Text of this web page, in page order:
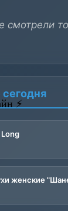
смотрели
женские